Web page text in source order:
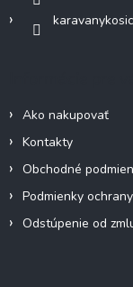
Ako nakupovať
Kontakty
Obchodné
Podmienky
Odstúpenie od